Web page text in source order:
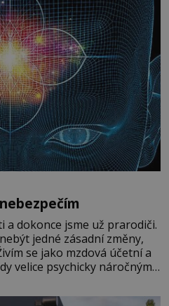
a dokonce jsme už prarodiči.
jedné zásadní změny,
se jako mzdová účetní a
velice psychicky náročným
se hlídání týče. Dalo by se